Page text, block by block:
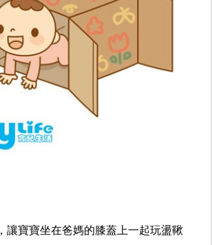
讓寶寶坐在爸媽的膝蓋上一起玩盪鞦